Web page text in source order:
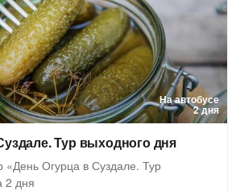
На автобусе
2 дня
Тур выходного дня
«День Огурца в Суздале. Тур
2 дня